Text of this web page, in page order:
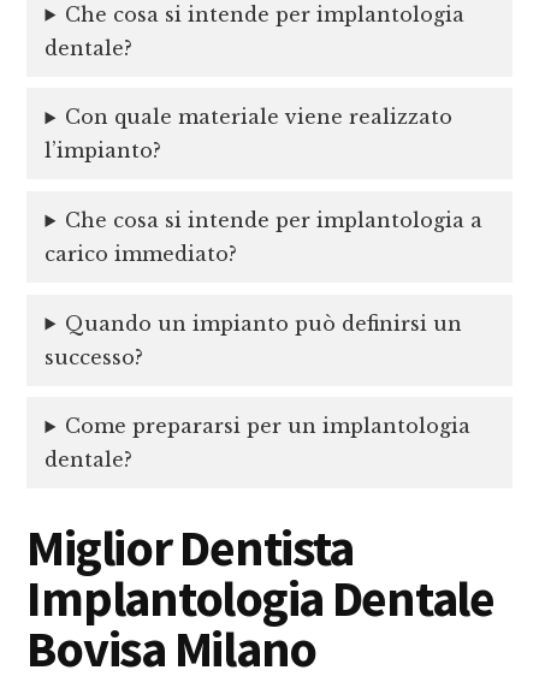
Che cosa si intende per implantologia
dentale?
Con quale materiale viene realizzato
l’impianto?
Che cosa si intende per implantologia a
carico immediato?
Quando un impianto può definirsi un
successo?
Come prepararsi per un implantologia
dentale?
Miglior Dentista
Implantologia Dentale
Bovisa Milano